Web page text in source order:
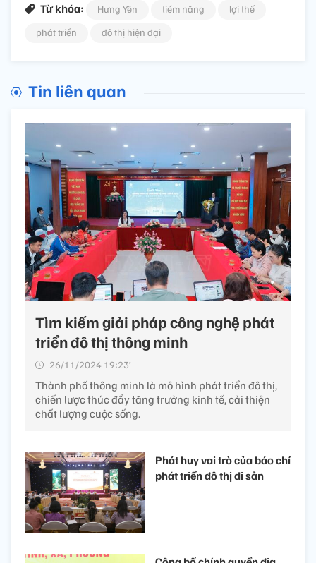
Từ khóa: Hưng Yên tiềm năng
lợi thế
phát triển
đô thị hiện đại
Tin liên quan
Tìm kiếm giải pháp công nghệ phát
triển đô thị thông minh
26/11/2024 19:23’
Thành phố thông minh là mô hình phát triển đô thị,
chiến lược thúc đẩy tăng trưởng kinh tế, cải thiện
chất lượng cuộc sống.
Phát huy vai trò của báo chí
phát triển đô thị di sản